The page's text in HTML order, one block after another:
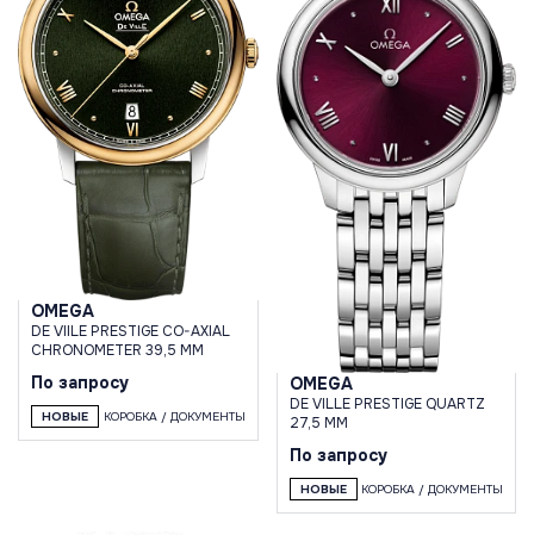
OMEGA
DE VIILE PRESTIGE CO-AXIAL
CHRONOMETER 39,5 MM
По запросу
НОВЫЕ КОРОБКА / ДОКУМЕНТЫ
OMEGA
DE VILLE PRESTIGE QUARTZ
27,5 MM
По запросу
НОВЫЕ КОРОБКА / ДОКУМЕНТЫ